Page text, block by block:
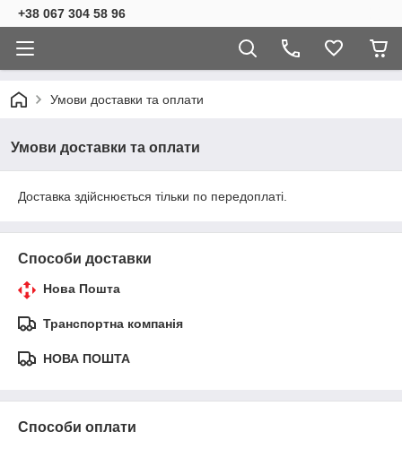
+38 067 304 58 96
Умови доставки та оплати
Умови доставки та оплати
Доставка здійснюється тільки по передоплаті.
Способи доставки
Нова Пошта
Транспортна компанія
НОВА ПОШТА
Способи оплати